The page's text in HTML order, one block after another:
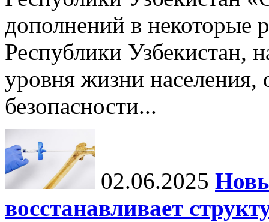
дополнений в некоторые
Республики Узбекистан,
уровня жизни населения,
безопасности...
02.06.2025
восстанавливает